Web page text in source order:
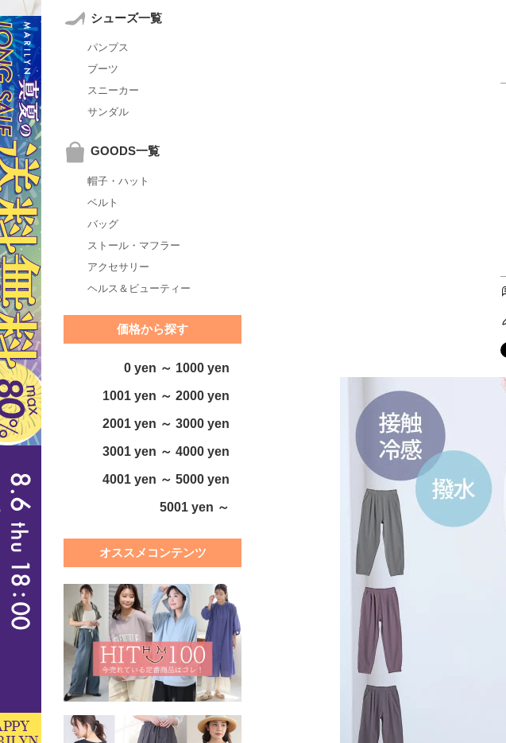
シューズ一覧
パンプス
ブーツ
スニーカー
サンダル
GOODS一覧
帽子・ハット
ベルト
バッグ
ストール・マフラー
アクセサリー
ヘルス＆ビューティー
価格から探す
0 yen ～ 1000 yen
1001 yen ～ 2000 yen
2001 yen ～ 3000 yen
3001 yen ～ 4000 yen
4001 yen ～ 5000 yen
5001 yen ～
オススメコンテンツ